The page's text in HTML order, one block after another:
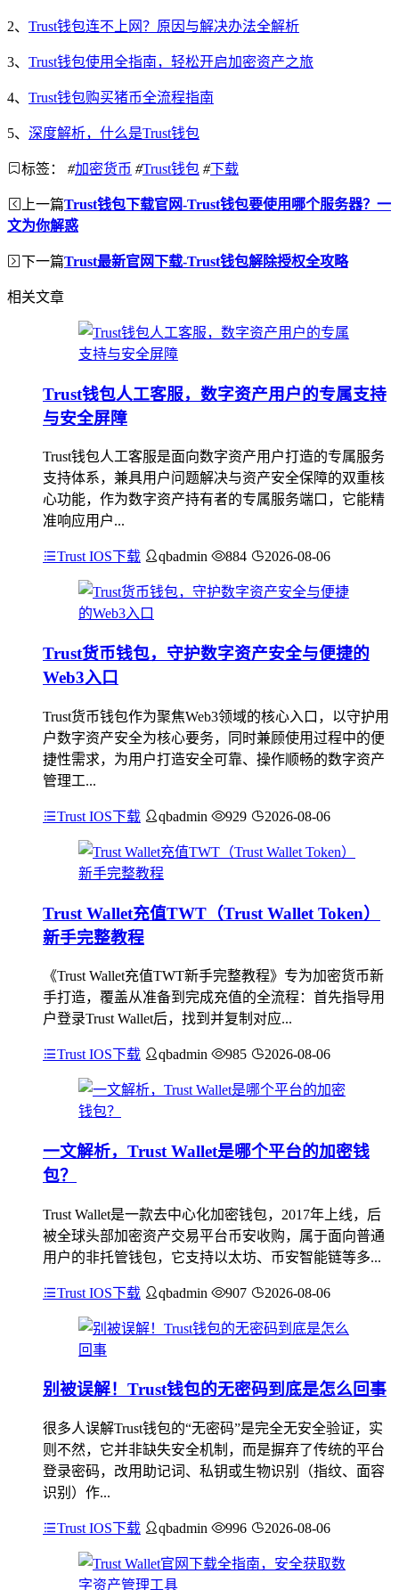
2、 Trust钱包连不上网？原因与解决办法全解析
3、 Trust钱包使用全指南，轻松开启加密资产之旅
4、 Trust钱包购买猪币全流程指南
5、 深度解析，什么是Trust钱包
标签： #加密货币 #Trust钱包 #下载
上一篇Trust钱包下载官网-Trust钱包要使用哪个服务器？一
文为你解惑
下一篇Trust最新官网下载-Trust钱包解除授权全攻略
相关文章
Trust钱包人工客服，数字资产用户的专属支持
与安全屏障
Trust钱包人工客服是面向数字资产用户打造的专属服务
支持体系，兼具用户问题解决与资产安全保障的双重核
心功能，作为数字资产持有者的专属服务端口，它能精
准响应用户...
Trust IOS下载 qbadmin 884 2026-08-06
Trust货币钱包，守护数字资产安全与便捷的
Web3入口
Trust货币钱包作为聚焦Web3领域的核心入口，以守护用
户数字资产安全为核心要务，同时兼顾使用过程中的便
捷性需求，为用户打造安全可靠、操作顺畅的数字资产
管理工...
Trust IOS下载 qbadmin 929 2026-08-06
Trust Wallet充值TWT（Trust Wallet Token）
新手完整教程
《Trust Wallet充值TWT新手完整教程》专为加密货币新
手打造，覆盖从准备到完成充值的全流程：首先指导用
户登录Trust Wallet后，找到并复制对应...
Trust IOS下载 qbadmin 985 2026-08-06
一文解析，Trust Wallet是哪个平台的加密钱
包？
Trust Wallet是一款去中心化加密钱包，2017年上线，后
被全球头部加密资产交易平台币安收购，属于面向普通
用户的非托管钱包，它支持以太坊、币安智能链等多...
Trust IOS下载 qbadmin 907 2026-08-06
别被误解！Trust钱包的无密码到底是怎么回事
很多人误解Trust钱包的“无密码”是完全无安全验证，实
则不然，它并非缺失安全机制，而是摒弃了传统的平台
登录密码，改用助记词、私钥或生物识别（指纹、面容
识别）作...
Trust IOS下载 qbadmin 996 2026-08-06